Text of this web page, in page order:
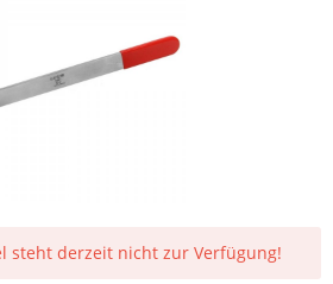
steht derzeit nicht zur Verfügung!